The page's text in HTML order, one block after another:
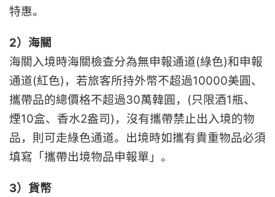
特惠。
2）海關
海關入境時海關檢查分為無申報通道(綠色)和申報
通道(紅色)，若旅客所持外幣不超過10000美圓、
攜帶品的總價格不超過30萬韓圓，(只限酒1瓶、
煙10盒、香水2盎司)，沒有攜帶禁止出入境的物
品，則可走綠色通道。出境時如攜有貴重物品必須
填寫「攜帶出境物品申報單」。
3）貨幣